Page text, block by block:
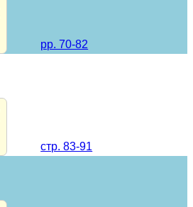
pp. 70-82
стр. 83-91